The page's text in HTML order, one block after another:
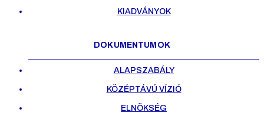
KIADVÁNYOK
DOKUMENTUMOK
ALAPSZABÁLY
KÖZÉPTÁVÚ VÍZIÓ
ELNÖKSÉG